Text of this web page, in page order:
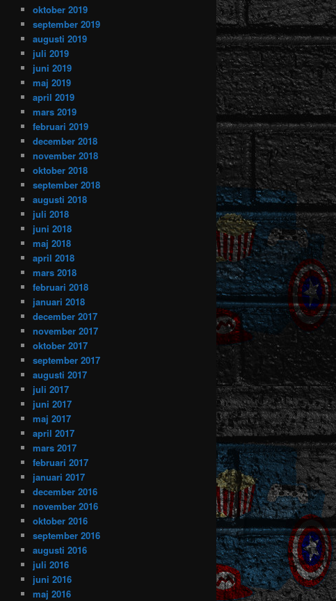
oktober 2019
september 2019
augusti 2019
juli 2019
juni 2019
maj 2019
april 2019
mars 2019
februari 2019
december 2018
november 2018
oktober 2018
september 2018
augusti 2018
juli 2018
juni 2018
maj 2018
april 2018
mars 2018
februari 2018
januari 2018
december 2017
november 2017
oktober 2017
september 2017
augusti 2017
juli 2017
juni 2017
maj 2017
april 2017
mars 2017
februari 2017
januari 2017
december 2016
november 2016
oktober 2016
september 2016
augusti 2016
juli 2016
juni 2016
maj 2016